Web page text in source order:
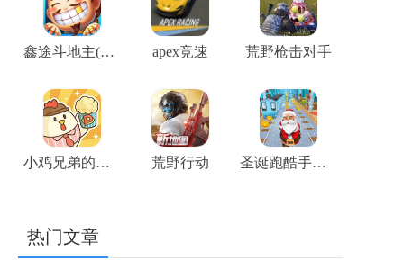
鑫途斗地主(大奖赛) apex竞速 荒野枪击对手
小鸡兄弟的爆米花店铺 荒野行动 圣诞跑酷手机版
热门文章